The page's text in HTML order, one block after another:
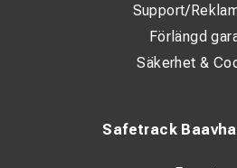
Safetrack
Support/
Förlängd
Säkerhet &